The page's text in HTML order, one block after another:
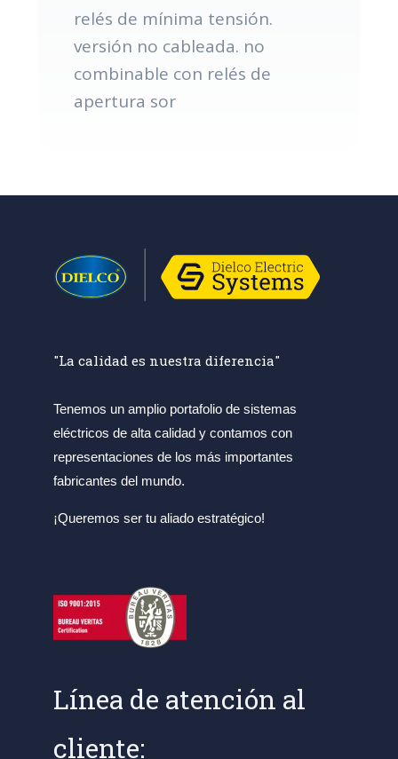
relés de mínima tensión.
versión no cableada. no
combinable con relés de
apertura sor
"La calidad es nuestra diferencia"
Tenemos un amplio portafolio de sistemas
eléctricos de alta calidad y contamos con
representaciones de los más importantes
fabricantes del mundo.
¡Queremos ser tu aliado estratégico!
Línea de atención al
cliente: